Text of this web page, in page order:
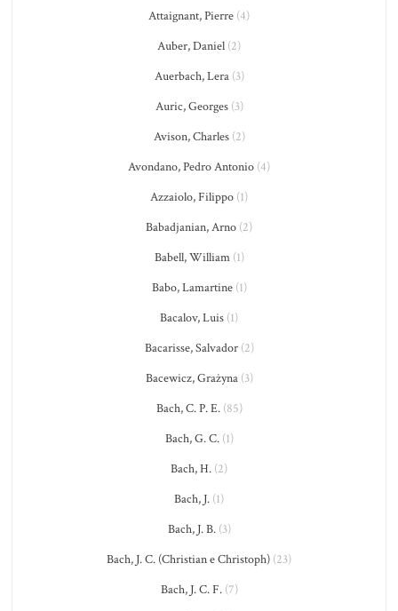
Attaignant, Pierre (4)
Auber, Daniel (2)
Auerbach, Lera(3)
Auric, Georges(3)
Avison, Charles(2)
Avondano, Pedro Antonio (4)
Azzaiolo, Filippo (1)
Babadjanian, Arno (2)
Babell, William(1)
Babo, Lamartine(1)
Bacalov, Luis (1)
Bacarisse, Salvador(2)
Bacewicz, Grażyna(3)
Bach, C. P. E.(85)
Bach, G. C.(1)
Bach, H. (2)
Bach, J. (1)
Bach, J. B.(3)
Bach, J. C. (Christian e Christoph) (23)
Bach, J. C. F.(7)